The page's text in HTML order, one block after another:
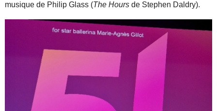
musique de Philip Glass (The Hoursde Stephen Daldry).